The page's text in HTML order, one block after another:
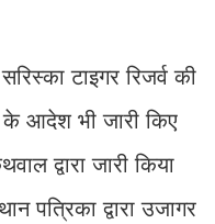
टाइगर रिजर्व की
आदेश भी जारी किए
द्वारा जारी किया
पत्रिका द्वारा उजागर